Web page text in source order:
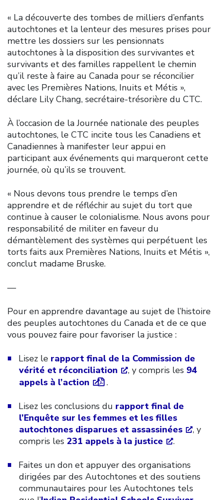
« La découverte des tombes de milliers d’enfants
autochtones et la lenteur des mesures prises pour
mettre les dossiers sur les pensionnats
autochtones à la disposition des survivantes et
survivants et des familles rappellent le chemin
qu’il reste à faire au Canada pour se réconcilier
avec les Premières Nations, Inuits et Métis »,
déclare Lily Chang, secrétaire-trésorière du CTC.
À l’occasion de la Journée nationale des peuples
autochtones, le CTC incite tous les Canadiens et
Canadiennes à manifester leur appui en
participant aux événements qui marqueront cette
journée, où qu’ils se trouvent.
« Nous devons tous prendre le temps d’en
apprendre et de réfléchir au sujet du tort que
continue à causer le colonialisme. Nous avons pour
responsabilité de militer en faveur du
démantèlement des systèmes qui perpétuent les
torts faits aux Premières Nations, Inuits et Métis »,
conclut madame Bruske.
—
Pour en apprendre davantage au sujet de l’histoire
des peuples autochtones du Canada et de ce que
vous pouvez faire pour favoriser la justice :
Lisez le rapport final de la Commission de
vérité et réconciliation
, y compris les 94
appels à l’action
.
Lisez les conclusions du rapport final de
l’Enquête sur les femmes et les filles
autochtones disparues et assassinées
, y
compris les 231 appels à la justice .
Faites un don et appuyer des organisations
dirigées par des Autochtones et des soutiens
communautaires pour les Autochtones tels